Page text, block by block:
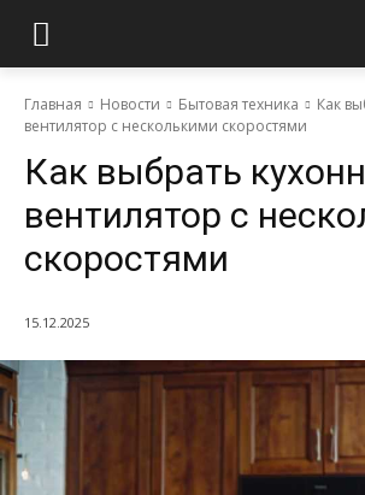
Главная Новости Бытовая техника
Как
вентилятор с несколькими скоростями
Как выбрать
вентилятор с
скоростями
15.12.2025